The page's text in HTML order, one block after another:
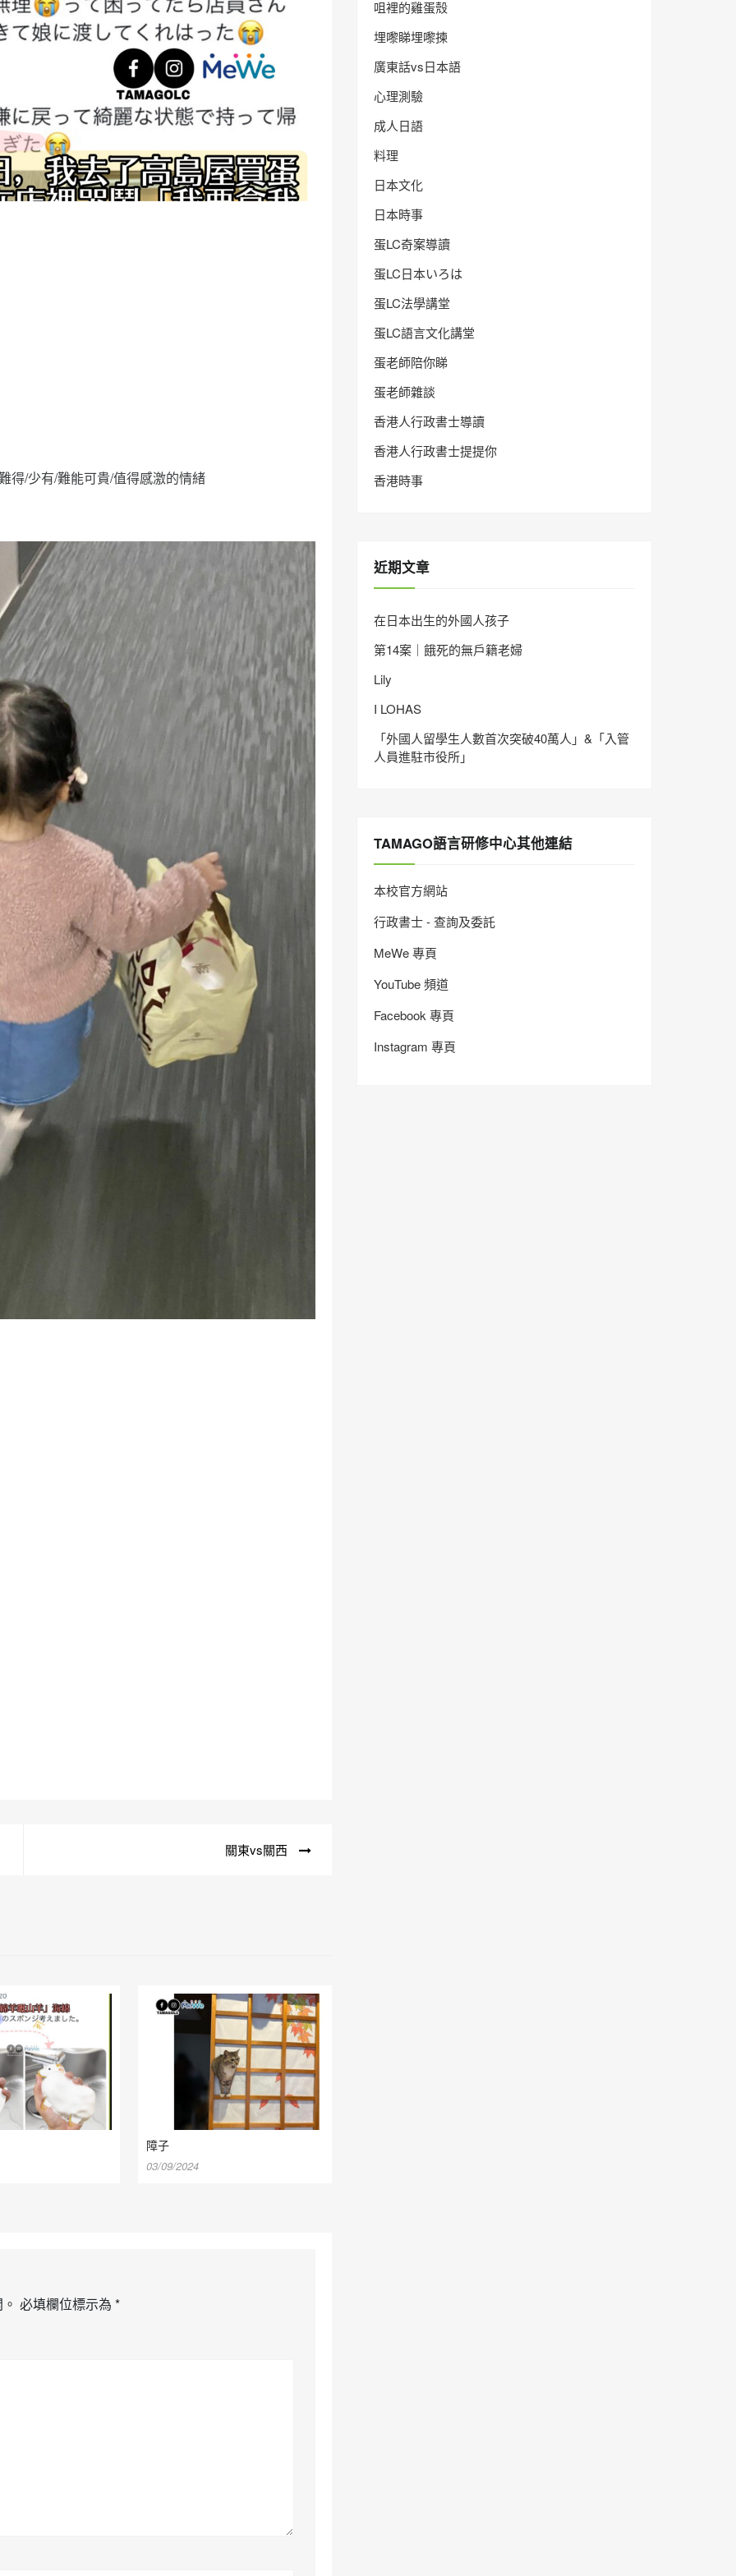
/少有/難能可貴/值得感激的情緒
關東vs關西
障子
03/09/2024
必填欄位標示為 *
咀裡的雞蛋殼
埋嚟睇埋嚟揀
廣東話vs日本語
心理測驗
成人日語
料理
日本文化
日本時事
蛋LC奇案導讀
蛋LC日本いろは
蛋LC法學講堂
蛋LC語言文化講堂
蛋老師陪你睇
蛋老師雜談
香港人行政書士導讀
香港人行政書士提提你
香港時事
近期文章
在日本出生的外國人孩子
第14案｜餓死的無戶籍老婦
Lily
I LOHAS
「外國人留學生人數首次突破40萬人」&「入管
人員進駐市役所」
TAMAGO語言研修中心其他連結
本校官方網站
行政書士 - 查詢及委託
MeWe 專頁
YouTube 頻道
Facebook 專頁
Instagram 專頁